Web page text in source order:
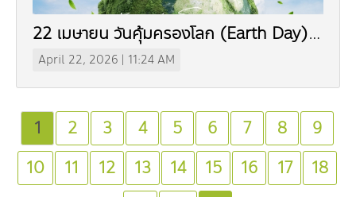
22 เมษายน วันคุ้มครองโลก (Earth Day)
(In Thai)
April 22, 2026 | 11:24 AM
1 2 3 4 5 6 7 8
9
10
11 12 13 14 15 16 17
18